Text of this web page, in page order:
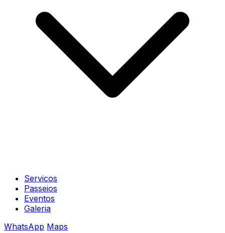
Servicos
Passeios
Eventos
Galeria
WhatsApp Maps